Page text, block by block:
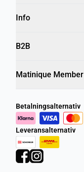
Info
B2B
Matinique Member
Betalningsalternativ
Leveransalternativ